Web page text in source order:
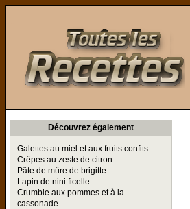
Découvrez également
Galettes au miel et aux fruits confits
Crêpes au zeste de citron
Pâte de mûre de brigitte
Lapin de nini ficelle
Crumble aux pommes et à la
cassonade